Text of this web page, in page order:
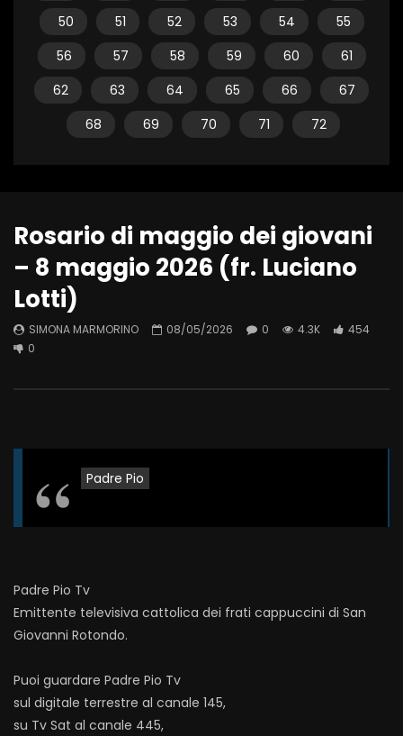
50
51 52 53 54
55
56
57 58 59 60
61
62
63 64 65 66
67
68
69 70 71 72
Rosario di maggio dei giovani
– 8 maggio 2026 (fr. Luciano
Lotti)
SIMONA MARMORINO 08/05/2026 0 4.3K
454
0
Padre Pio
Padre Pio Tv
Emittente televisiva cattolica dei frati cappuccini di San
Giovanni Rotondo.
Puoi guardare Padre Pio Tv
sul digitale terrestre al canale 145,
su Tv Sat al canale 445,